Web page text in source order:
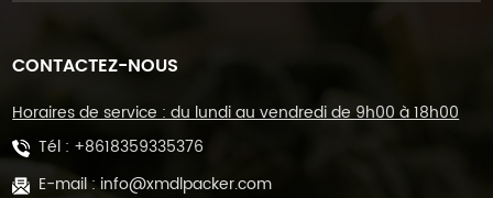
CONTACTEZ-NOUS
Horaires de service : du lundi au vendredi de 9h00 à 18h00
Tél : +8618359335376
E-mail : info@xmdlpacker.com